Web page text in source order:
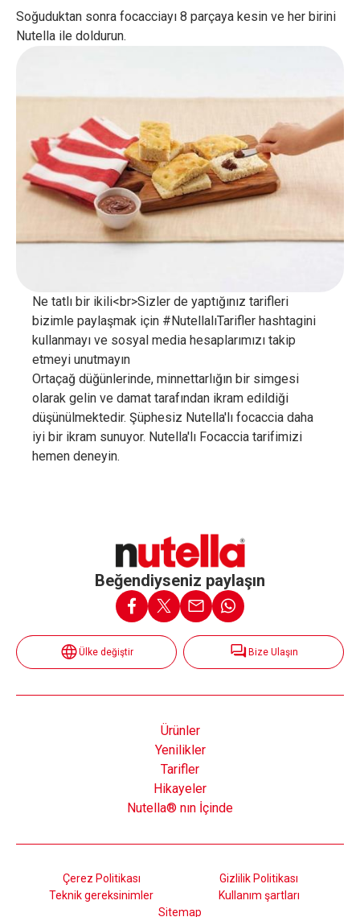
Soğuduktan sonra focacciayı 8 parçaya kesin ve her birini
Nutella ile doldurun.
Ne tatlı bir ikili<br>Sizler de yaptığınız tarifleri
bizimle paylaşmak için #NutellalıTarifler hashtagini
kullanmayı ve sosyal media hesaplarımızı takip
etmeyi unutmayın
Ortaçağ düğünlerinde, minnettarlığın bir simgesi
olarak gelin ve damat tarafından ikram edildiği
düşünülmektedir. Şüphesiz Nutella'lı focaccia daha
iyi bir ikram sunuyor. Nutella'lı Focaccia tarifimizi
hemen deneyin.
Beğendiyseniz paylaşın
Ülke değiştir Bize Ulaşın
Ürünler
Yenilikler
Tarifler
Hikayeler
Nutella® nın İçinde
Çerez Politikası
Gizlilik Politikası
Teknik gereksinimler
Kullanım şartları
Sitemap